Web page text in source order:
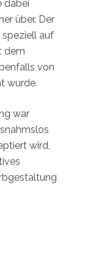
dabei
über. Der
speziell auf
dem
von
wurde.
war
wird,